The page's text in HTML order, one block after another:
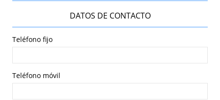
DATOS DE CONTACTO
Teléfono fijo
Teléfono móvil